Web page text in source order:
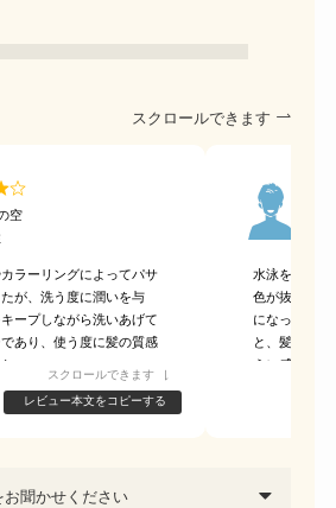
スクロールできます
空
ラーリングによってパサ
が、洗う度に潤いを与
ープしながら洗いあげて
あり、使う度に髪の質感
。
プーだと思いました。
スクロールできます
レビュー本文をコピーする
水泳をやって
色が抜けやす
になって購入
と、髪の毛
うに感じま
聞かせください